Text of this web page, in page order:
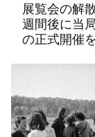
展覧会の解
週間後に当
の正式開催